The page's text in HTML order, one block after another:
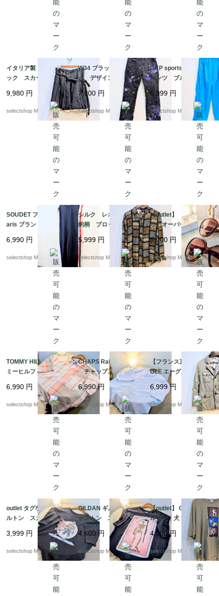
イタリア製 90s ゴシ
ック スカート サイ
ズ４２ ブラック リ
ボン ストライプ プ
リーツ フリル 膝丈ス
9,980 円
selectshop Merci.
W34 ブラック デニ
ム デザイン スキニ
ー ストレッチ ジー
ンズ ボトムス パン
ツ パープル 星屑デザ
イン
7,800 円
selectshop Merci.
DKP sports ナイロン
パンツ ブルー 防
水 ウエストゴム
mens Mサイズ ナイ
ロン パンツ Y2K 太
めのパンツ
6,999 円
selectshop Merci.
SOUDET フランス P
aris ブランド ベルギ
ン ユニフォーム ト
リコロール 48
6,990 円
selectshop Merci.
シルク レオパード
豹柄 ブロック ブラ
ウス ブラウン 総
柄 Mサイズ
5,999 円
selectshop Merci.
【outlet】 カナダよ
り オーバーサイズ
ブラウン グラデーシ
ョン サングラス ピン
クブラウン ブラウ
ン 軽い付け心地
6,000 円
selectshop Merci.
TOMMY HILFIGER ト
ミーヒルフィガー 半
袖シャツ ボタンシャ
ツ mens リネ
ン コットン XLサイ
ズ ピンク ベージ
ュ 半袖シャツ チェ
6,990 円
selectshop Merci.
CHAPS Ralph Lauren
チャップス ラルフ
ローレン mens シ
アサッカー コット
ン XLサイズ ブル
ー ホワイト 半袖シ
6,990円
selectshop Merci.
【フランス直輸入】AI
GLE エーグル ハンテ
ィングジャケット M
サイズ 逸品 レア
mens ユニセックス
6,999円
selectshop Merci.
outlet タグなし スケ
ルトン スカル Tシャ
ツ Mサイズ程度 コ
ットン ボーン 骨
ブラックTシャツ Y2K
3,999 円
selectshop Merci.
GILDAN ギルダン ス
ケルトン スカル Tシ
ャツ Mサイズ コッ
トン ボーン 骨 ブ
ラックTシャツ Y2K
NICARAGUA製
4,600 円
selectshop Merci.
【outlet】 GILDAN ギ
ルダン 犬 やぎ XX
Lサイズ ベージュ
プリント コットン T
シャツ
4,000円
selectshop Merci.